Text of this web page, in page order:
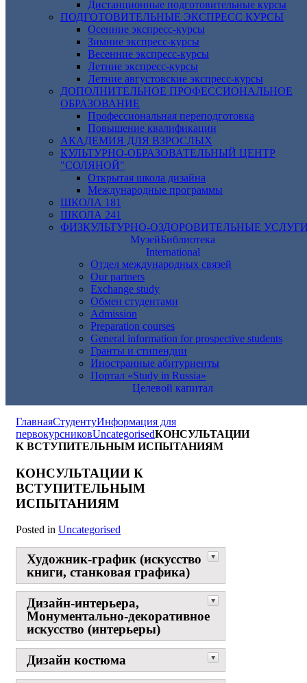
Дистанционные подготовительные курсы
ПОДГОТОВИТЕЛЬНЫЕ ЭКСПРЕСС КУРСЫ
Осенние экспресс-курсы
Зимние экспресс-курсы
Весенние экспресс-курсы
Летние экспресс-курсы
Летние августовские экспресс-курсы
ДОПОЛНИТЕЛЬНОЕ ПРОФЕССИОНАЛЬНОЕ
ОБРАЗОВАНИЕ
Профессиональная переподготовка
Повышение квалификации
АКАДЕМИЯ ДЛЯ ВЗРОСЛЫХ
КУЛЬТУРНО-ОБРАЗОВАТЕЛЬНЫЙ ЦЕНТР
"СОЛЯНОЙ"
Открытая школа дизайна
Международные программы
ШКОЛА 181
ШКОЛА 241
ФИЗКУЛЬТУРНО-ОЗДОРОВИТЕЛЬНЫЕ
МузейБиблиотека
International
Отдел международных связей
Our partners
Exchange study
Обмен студентами
Admission
Preparation courses
General information for prospective students
Гранты и стипендии
Иностранные абитуриенты
Портал «Study in Russia»
Целевой капитал
ГлавнаяСтудентуИнформация для
первокурсниковUncategorisedКОНСУЛЬТАЦИИ
К ВСТУПИТЕЛЬНЫМ ИСПЫТАНИЯМ
КОНСУЛЬТАЦИИ К
ВСТУПИТЕЛЬНЫМ
ИСПЫТАНИЯМ
Posted in Uncategorised
Художник-график (искусство
книги, станковая графика)
Дизайн-интерьера,
Монументально-декоративное
искусство (интерьеры)
Дизайн костюма